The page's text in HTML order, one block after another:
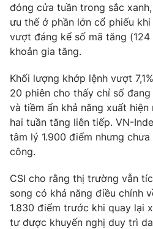
đóng cửa tuần trong sắc
ưu thế ở phần lớn cổ phiếu
vượt đáng kể số mã tăng
khoản gia tăng.
Khối lượng khớp lệnh vượt
20 phiên cho thấy chỉ số
và tiềm ẩn khả năng xuất
hai tuần tăng liên tiếp. VN-
tâm lý 1.900 điểm nhưng
công.
CSI cho rằng thị trường vẫn
song có khả năng điều chỉnh
1.830 điểm trước khi quay lại
tư được khuyến nghị duy trì